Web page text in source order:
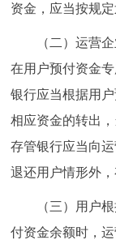
资金，应当按规
（二）运营企
在用户预付资金
银行应当根据用
相应资金的转出
存管银行应当向
退还用户情形外
（三）用户根
付资金余额时，